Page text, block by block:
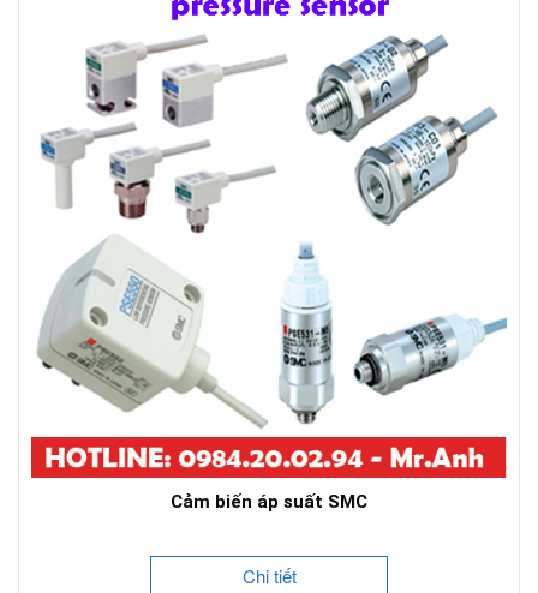
Cảm biến áp suất SMC
Chi tiết